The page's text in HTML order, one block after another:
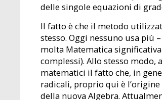
delle singole equazioni di
Il fatto è che il metodo
stesso. Oggi nessuno usa
molta Matematica
complessi). Allo stesso modo,
matematici il fatto che, in
radicali, proprio qui è
della nuova Algebra.